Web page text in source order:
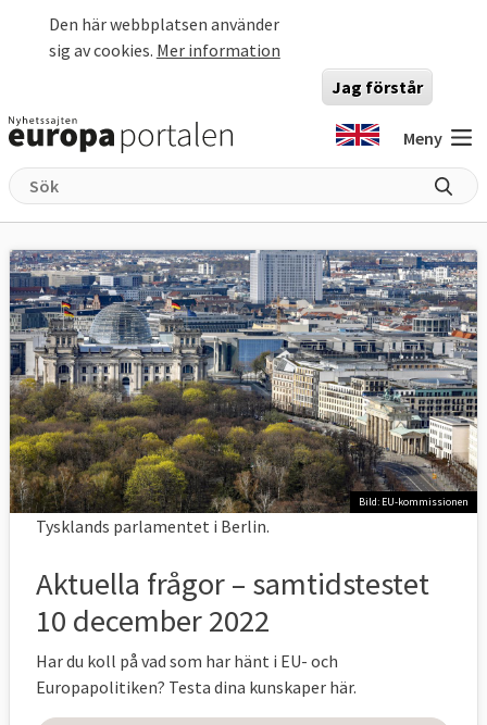
Den här webbplatsen använder
sig av cookies. Mer information
Jag förstår
Meny
Bild: EU-kommissionen
Tysklands parlamentet i Berlin.
Aktuella frågor – samtidstestet
10 december 2022
Har du koll på vad som har hänt i EU- och
Europapolitiken? Testa dina kunskaper här.